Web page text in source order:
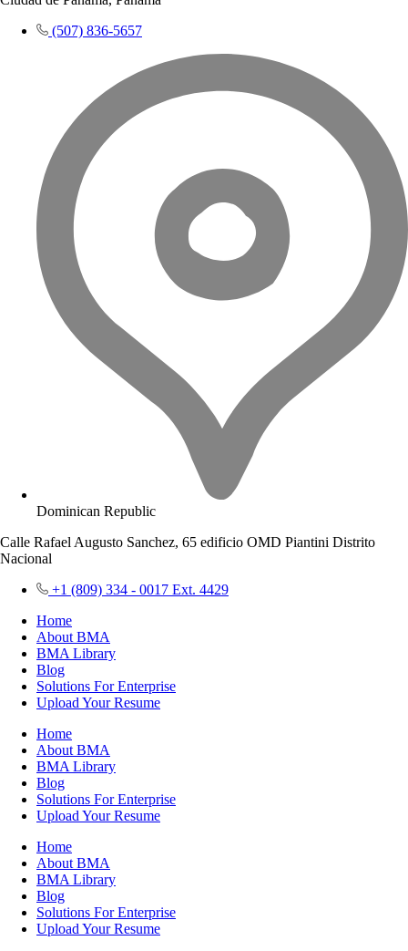
(507) 836-5657​
Dominican Republic
Calle Rafael Augusto Sanchez, 65 edificio OMD Piantini Distrito
Nacional
+1 (809) 334 - 0017 Ext. 4429
Home
About BMA
BMA Library
Blog
Solutions For Enterprise
Upload Your Resume
Home
About BMA
BMA Library
Blog
Solutions For Enterprise
Upload Your Resume
Home
About BMA
BMA Library
Blog
Solutions For Enterprise
Upload Your Resume